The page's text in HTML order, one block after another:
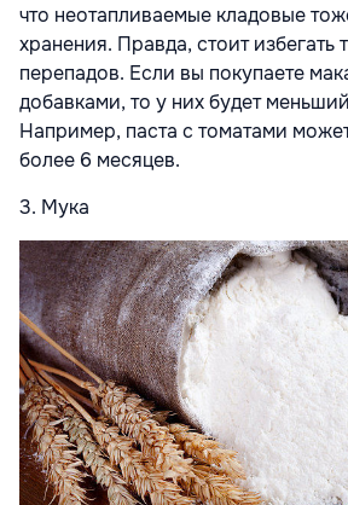
что неотапливаемые кладовые
хранения. Правда, стоит избегать
перепадов. Если вы покупаете
добавками, то у них будет
Например, паста с томатами
более 6 месяцев.
3. Мука